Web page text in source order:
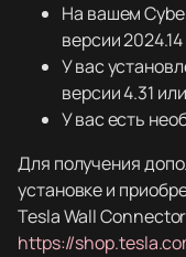
На вашем
версии
У вас
версии 4.31
У вас есть
Для получения
установке и
Tesla Wall
https://